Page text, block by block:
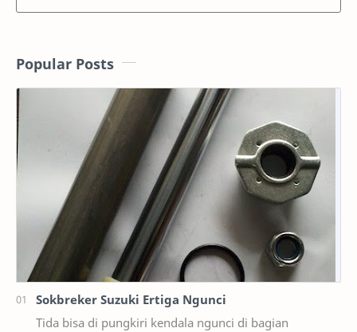
Popular Posts
Sokbreker Suzuki Ertiga Ngunci
Tida bisa di pungkiri kendala ngunci di bagian